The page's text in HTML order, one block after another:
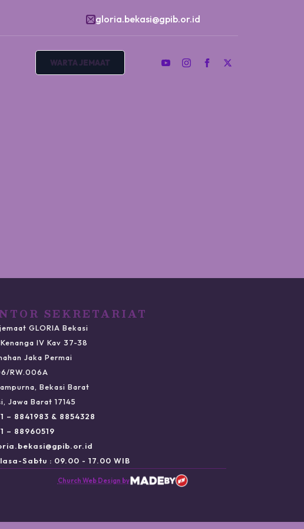
gloria.bekasi@gpib.or.id
WARTA JEMAAT
SEKRETARIAT
GLORIA Bekasi
IV Kav 37-38
Jaka Permai
RW.006A
Bekasi Barat
Jawa Barat 17145
– 8841983 & 8854328
– 88960519
Sabtu : 09.00 - 17.00 WIB
Church Web Design by